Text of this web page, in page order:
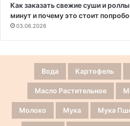
Как заказать свежие суши и
минут и почему это стоит
03.06.2026
Вода Картофель
Масло Растительное
Молоко Мука Мука